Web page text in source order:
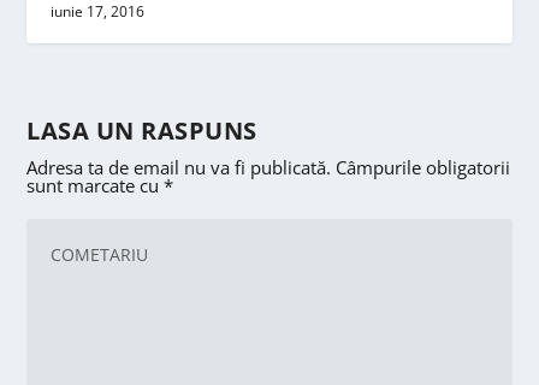
iunie 17, 2016
LASA UN RASPUNS
Adresa ta de email nu va fi publicată. Câmpurile obligatorii
sunt marcate cu*